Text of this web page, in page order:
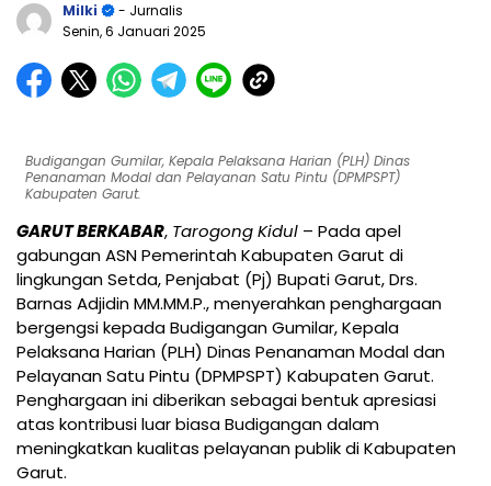
Milki
- Jurnalis
Senin, 6 Januari 2025
Budigangan Gumilar, Kepala Pelaksana Harian (PLH) Dinas
Penanaman Modal dan Pelayanan Satu Pintu (DPMPSPT)
Kabupaten Garut.
GARUT BERKABAR, Tarogong Kidul – Pada apel
gabungan ASN Pemerintah Kabupaten Garut di
lingkungan Setda, Penjabat (Pj) Bupati Garut, Drs.
Barnas Adjidin MM.MM.P., menyerahkan penghargaan
bergengsi kepada Budigangan Gumilar, Kepala
Pelaksana Harian (PLH) Dinas Penanaman Modal dan
Pelayanan Satu Pintu (DPMPSPT) Kabupaten Garut.
Penghargaan ini diberikan sebagai bentuk apresiasi
atas kontribusi luar biasa Budigangan dalam
meningkatkan kualitas pelayanan publik di Kabupaten
Garut.